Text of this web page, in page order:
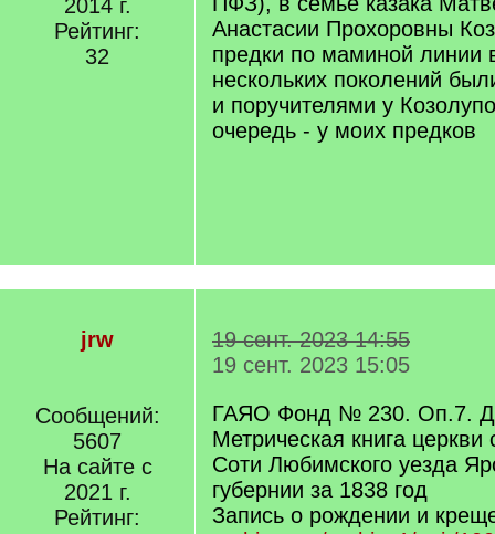
2014 г.
Рейтинг:
32
Анастасии Прохоровны
предки по маминой линии
нескольких поколений
и поручителями у
очередь - у моих предков
jrw
Сообщений:
5607
На сайте с
2021 г.
Рейтинг:
19 сент. 2023 14:55
19 сент. 2023 15:05
ГАЯО Фонд № 230. Оп.7.
Метрическая книга
Соти Любимского уезда
губернии за 1838 год
Запись о рождении и